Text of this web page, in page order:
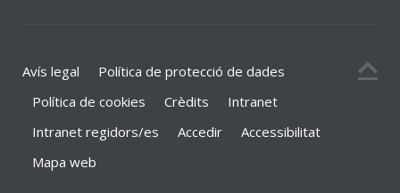
Avís legal
Política de protecció de dades
Política de cookies
Crèdits
Intranet
Intranet regidors/es
Accedir
Accessibilitat
Mapa web